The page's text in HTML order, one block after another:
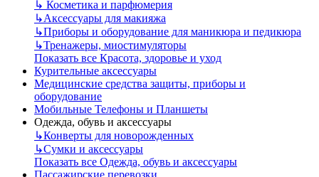
↳ Косметика и парфюмерия
↳Аксессуары для макияжа
↳Приборы и оборудование для маникюра и педикюра
↳Тренажеры, миостимуляторы
Показать все Красота, здоровье и уход
Курительные аксессуары
Медицинские средства защиты, приборы и
оборудование
Мобильные Телефоны и Планшеты
Одежда, обувь и аксессуары
↳Конверты для новорожденных
↳Сумки и аксессуары
Показать все Одежда, обувь и аксессуары
Пассажирские перевозки